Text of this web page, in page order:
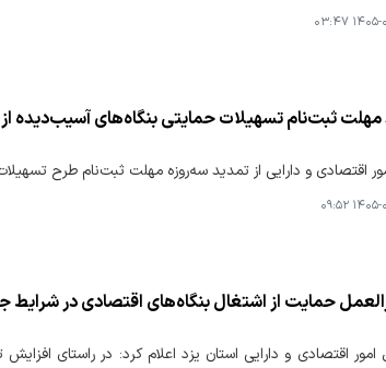
۰۵ ۰۳:۴۷
مهلت ثبت‌نام تسهیلات حمایتی بنگاه‌های آسیب‌دیده
اقتصادی و دارایی از تمدید سه‌روزه مهلت ثبت‌نام طرح
۰۲ ۰۹:۵۲
حمایت از اشتغال بنگاه‌های اقتصادی در شرایط
امور اقتصادی و دارایی استان یزد اعلام کرد: در راستای